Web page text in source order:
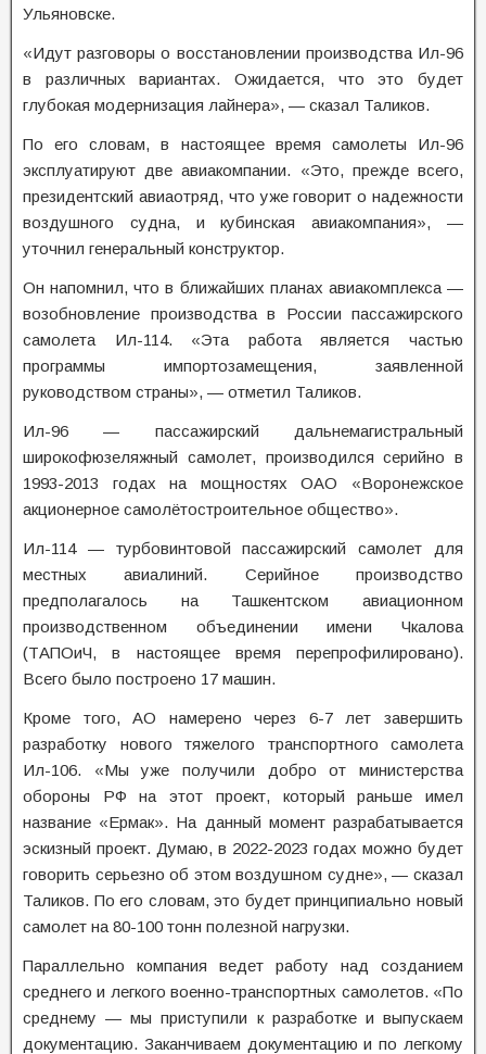
Ульяновске.
«Идут разговоры о восстановлении производства Ил-96
в различных вариантах. Ожидается, что это будет
глубокая модернизация лайнера», — сказал Таликов.
По его словам, в настоящее время самолеты Ил-96
эксплуатируют две авиакомпании. «Это, прежде всего,
президентский авиаотряд, что уже говорит о надежности
воздушного судна, и кубинская авиакомпания», —
уточнил генеральный конструктор.
Он напомнил, что в ближайших планах авиакомплекса —
возобновление производства в России пассажирского
самолета Ил-114. «Эта работа является частью
программы импортозамещения, заявленной
руководством страны», — отметил Таликов.
Ил-96 — пассажирский дальнемагистральный
широкофюзеляжный самолет, производился серийно в
1993-2013 годах на мощностях ОАО «Воронежское
акционерное самолётостроительное общество».
Ил-114 — турбовинтовой пассажирский самолет для
местных авиалиний. Серийное производство
предполагалось на Ташкентском авиационном
производственном объединении имени Чкалова
(ТАПОиЧ, в настоящее время перепрофилировано).
Всего было построено 17 машин.
Кроме того, АО намерено через 6-7 лет завершить
разработку нового тяжелого транспортного самолета
Ил-106. «Мы уже получили добро от министерства
обороны РФ на этот проект, который раньше имел
название «Ермак». На данный момент разрабатывается
эскизный проект. Думаю, в 2022-2023 годах можно будет
говорить серьезно об этом воздушном судне», — сказал
Таликов. По его словам, это будет принципиально новый
самолет на 80-100 тонн полезной нагрузки.
Параллельно компания ведет работу над созданием
среднего и легкого военно-транспортных самолетов. «По
среднему — мы приступили к разработке и выпускаем
документацию. Заканчиваем документацию и по легкому